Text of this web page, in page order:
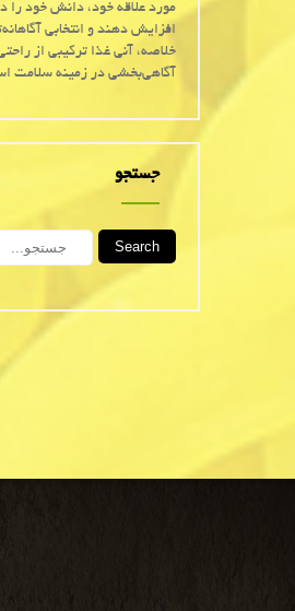
مورد علاقه خود، دانش خود را
افزایش دهند و انتخابی
خلاصه، آنی غذا ترکیبی از
آگاهی‌بخشی در زمینه سلامت
جستجو
Search